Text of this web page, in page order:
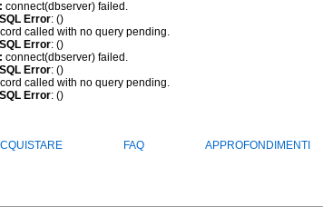
connect(dbserver) failed.
Error: ()
called with no query pending.
Error: ()
connect(dbserver) failed.
Error: ()
called with no query pending.
Error: ()
FAQ APPROFONDIMENTI